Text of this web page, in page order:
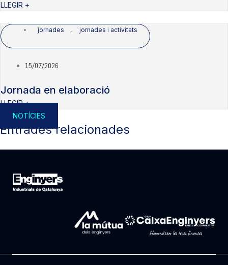
LLEGIR +
jornades , jornades i activitats
15/07/2026
Jornada en elaboració
LLEGIR +
NOTÍCIES
Entrades relacionades